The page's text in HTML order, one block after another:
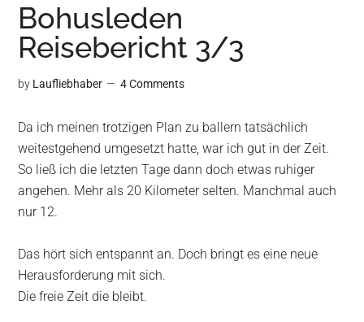
Bohusleden
Reisebericht 3/3
by Laufliebhaber 4 Comments
Da ich meinen trotzigen Plan zu ballern tatsächlich
weitestgehend umgesetzt hatte, war ich gut in der Zeit.
So ließ ich die letzten Tage dann doch etwas ruhiger
angehen. Mehr als 20 Kilometer selten. Manchmal auch
nur 12.
Das hört sich entspannt an. Doch bringt es eine neue
Herausforderung mit sich.
Die freie Zeit die bleibt.